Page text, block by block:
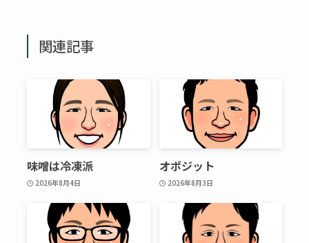
関連記事
味噌は冷凍派
2026年8月4日
オポジット
2026年8月3日